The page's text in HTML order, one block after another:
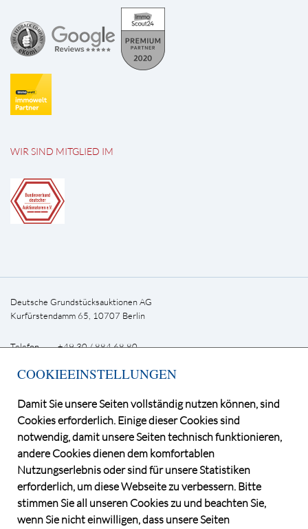
WIR SIND MITGLIED IM
Deutsche Grundstücksauktionen AG
Kurfürstendamm 65, 10707 Berlin
Telefon +49 30 / 884 68 80
COOKIEEINSTELLUNGEN
Damit Sie unsere Seiten vollständig nutzen können, sind
Cookies erforderlich. Einige dieser Cookies sind
notwendig, damit unsere Seiten technisch funktionieren,
andere Cookies dienen dem komfortablen
Nutzungserlebnis oder sind für unsere Statistiken
erforderlich, um diese Webseite zu verbessern. Bitte
stimmen Sie all unseren Cookies zu und beachten Sie,
wenn Sie nicht einwilligen, dass unsere Seiten